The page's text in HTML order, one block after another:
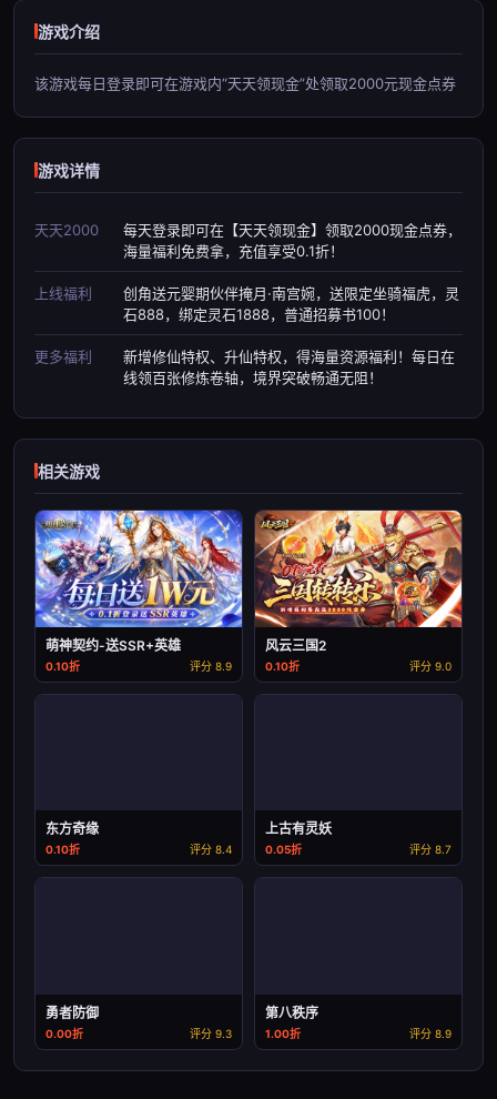
游戏介绍
该游戏每日登录即可在游戏内“天天领现金”处领取2000元现金点券
游戏详情
天天2000
每天登录即可在【天天领现金】领取2000现金点券，
海量福利免费拿，充值享受0.1折！
上线福利
创角送元婴期伙伴掩月·南宫婉，送限定坐骑福虎，灵
石888，绑定灵石1888，普通招募书100！
更多福利
新增修仙特权、升仙特权，得海量资源福利！每日在
线领百张修炼卷轴，境界突破畅通无阻！
相关游戏
萌神契约-送SSR+英雄
0.10折 评分 8.9
风云三国2
0.10折 评分 9.0
东方奇缘
0.10折 评分 8.4
上古有灵妖
0.05折 评分 8.7
勇者防御
0.00折 评分 9.3
第八秩序
1.00折 评分 8.9